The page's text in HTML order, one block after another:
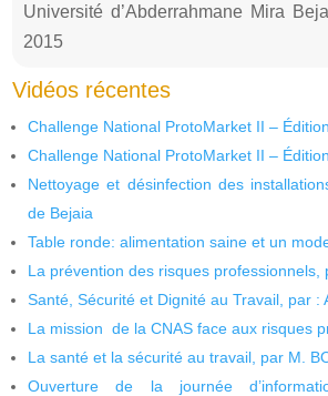
Université d’Abderrahmane Mira
2015
Vidéos récentes
Challenge National ProtoMarket II –
Challenge National ProtoMarket II –
Nettoyage et désinfection des
de Bejaia
Table ronde: alimentation saine et un
La prévention des risques professionnels,
Santé, Sécurité et Dignité au Travail, par :
La mission de la CNAS face aux risques
La santé et la sécurité au travail, par M.
Ouverture de la journée